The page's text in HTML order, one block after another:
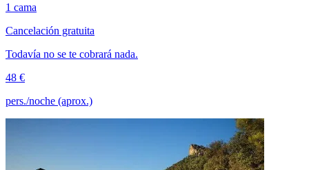
1 cama
Cancelación gratuita
Todavía no se te cobrará nada.
48 €
pers./noche (aprox.)